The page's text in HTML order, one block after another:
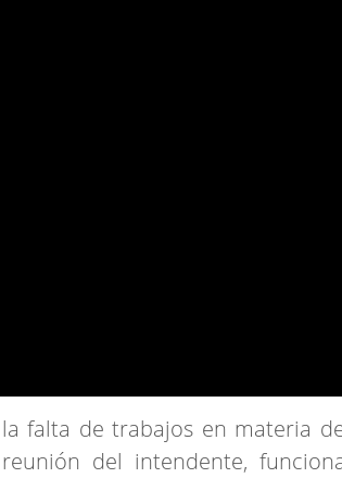
falta de trabajos en materia
del intendente,